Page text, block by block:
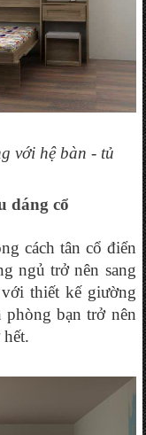
với hệ bàn - tủ
dáng cổ
cách tân cổ điển
ngủ trở nên sang
thiết kế giường
phòng bạn trở nên